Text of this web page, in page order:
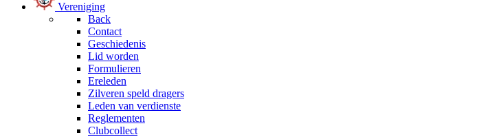
Vereniging
Back
Contact
Geschiedenis
Lid worden
Formulieren
Ereleden
Zilveren speld dragers
Leden van verdienste
Reglementen
Clubcollect